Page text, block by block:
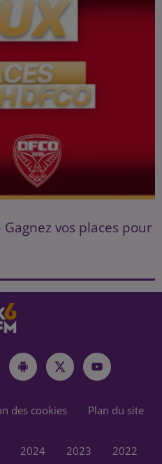
Gagnez vos places pour
des cookies Plan du site
2024 2023 2022